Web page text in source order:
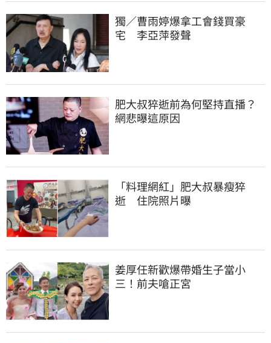
獨／曹雨婷爆拿工會錢買豪
宅　李亞萍發聲
肥大叔猝逝前為何堅持直播？
網悲曝這原因
「料理網紅」肥大叔暴瘦猝
逝　住院照片曝
姜厚任新歡爆帶婚生子當小
三！前夫嗆正宮